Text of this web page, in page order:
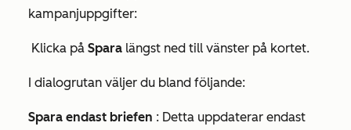
kampanjuppgifter:
Klicka på Spara längst ned till vänster på kortet.
I dialogrutan väljer du bland följande:
Spara endast briefen : Detta uppdaterar endast